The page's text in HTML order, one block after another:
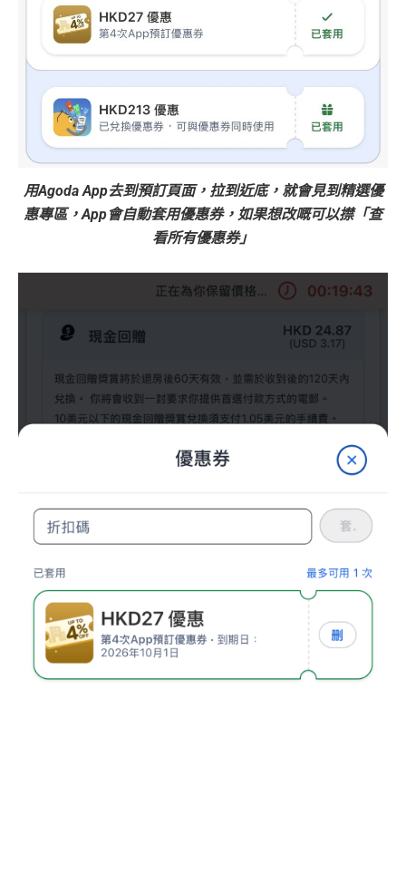
用Agoda App去到預訂頁面，拉到近底，就會見到精選優
惠專區，App會自動套用優惠券，如果想改嘅可以㩒「查
看所有優惠券」